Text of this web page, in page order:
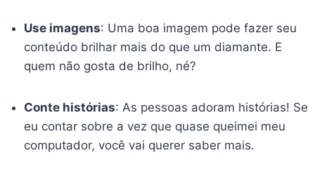
Use imagens: Uma boa imagem pode fazer seu
conteúdo brilhar mais do que um diamante. E
quem não gosta de brilho, né?
Conte histórias: As pessoas adoram histórias! Se
eu contar sobre a vez que quase queimei meu
computador, você vai querer saber mais.